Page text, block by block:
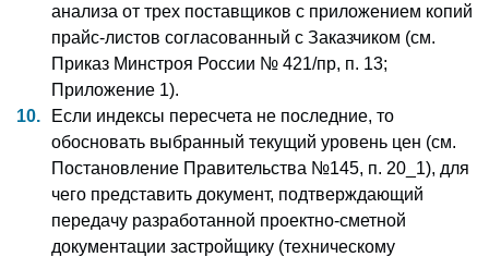
анализа от трех поставщиков с приложением копий
прайс-листов согласованный с Заказчиком (см.
Приказ Минстроя России № 421/пр, п. 13;
Приложение 1).
Если индексы пересчета не последние, то
обосновать выбранный текущий уровень цен (см.
Постановление Правительства №145, п. 20_1), для
чего представить документ, подтверждающий
передачу разработанной проектно-сметной
документации застройщику (техническому